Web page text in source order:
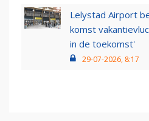
Lelystad Airport
komst
in de toekomst'
29-07-2026, 8:17